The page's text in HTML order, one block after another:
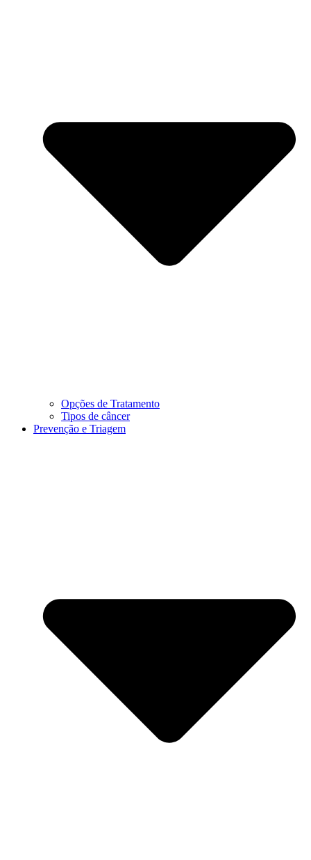
Opções de Tratamento
Tipos de câncer
Prevenção e Triagem